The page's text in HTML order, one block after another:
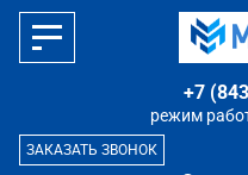
режим
+7
ЗАКАЗАТЬ ЗВОНОК